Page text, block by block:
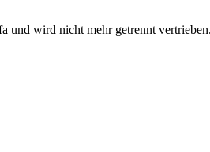
und wird nicht mehr getrennt vertrieben.